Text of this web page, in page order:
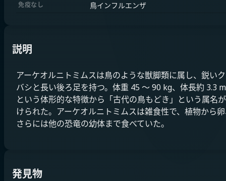
免疫なし 鳥インフルエンザ
説明
アーケオルニトミムスは鳥のような獣脚類に属し、鋭い
バシと長い後ろ足を持つ。体重 45 ～ 90 kg、体長約 3.3 m
という体形的な特徴から「古代の鳥もどき」という属名
けられた。アーケオルニトミムスは雑食性で、植物から
さらには他の恐竜の幼体まで食べていた。
発見物